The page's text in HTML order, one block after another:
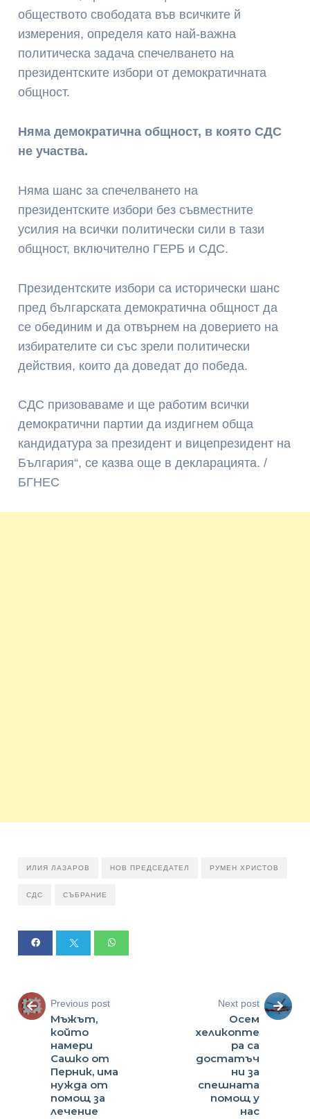
обществото свободата във всичките й
измерения, определя като най-важна
политическа задача спечелването на
президентските избори от демократичната
общност.
Няма демократична общност, в която СДС
не участва.
Няма шанс за спечелването на
президентските избори без съвместните
усилия на всички политически сили в тази
общност, включително ГЕРБ и СДС.
Президентските избори са исторически шанс
пред българската демократична общност да
се обединим и да отвърнем на доверието на
избирателите си със зрели политически
действия, които да доведат до победа.
СДС призоваваме и ще работим всички
демократични партии да издигнем обща
кандидатура за президент и вицепрезидент на
България“, се казва още в декларацията. /
БГНЕС
ИЛИЯ ЛАЗАРОВ НОВ ПРЕДСЕДАТЕЛ РУМЕН ХРИСТОВ
СДС СЪБРАНИЕ
Previous post
Мъжът,
който
намери
Сашко от
Перник, има
нужда от
помощ за
лечение
Next post
Осем
хеликопте
ра са
достатъч
ни за
спешната
помощ у
нас